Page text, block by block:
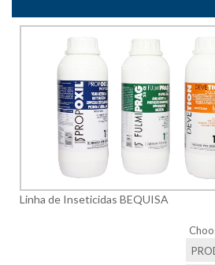
Linha de Inseticidas BEQUISA